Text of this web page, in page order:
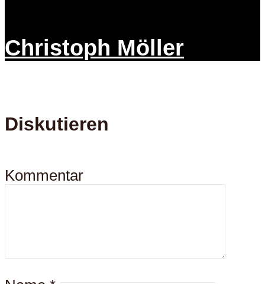
Christoph Möller
Diskutieren
Kommentar